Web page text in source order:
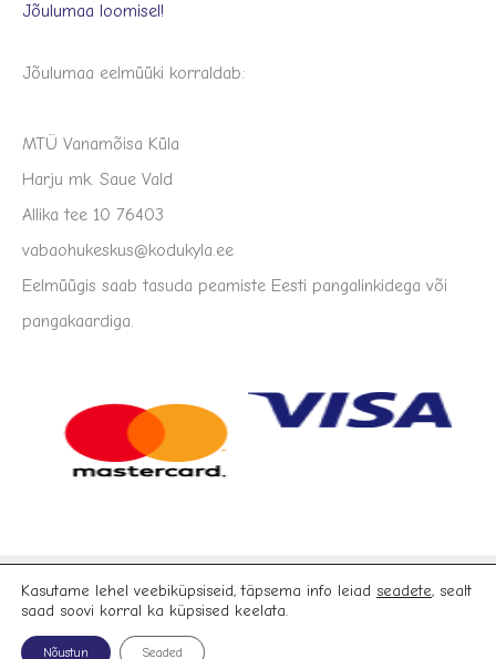
Jõulumaa loomisel!
Jõulumaa eelmüüki korraldab:
MTÜ Vanamõisa Küla
Harju mk. Saue Vald
Allika tee 10 76403
vabaohukeskus@kodukyla.ee
Eelmüügis saab tasuda peamiste Eesti pangalinkidega või
pangakaardiga.
Copyright © 2026 Vanamõisa jõulumaa |
Kasutame lehel veebiküpsiseid, täpsema info leiad seadete, sealt
saad soovi korral ka küpsised keelata.
Nõustun Seaded